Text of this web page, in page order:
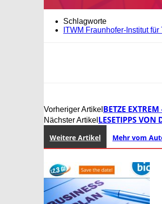
Schlagworte
ITWM Fraunhofer-Institut
Vorheriger Artikel BETZE
Nächster Artikel LESETIPPS
Weitere Artikel Mehr vom